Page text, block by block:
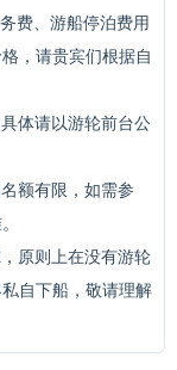
费、游船停泊费用
，请贵宾们根据自
体请以游轮前台公
额有限，如需参
原则上在没有游轮
自下船，敬请理解